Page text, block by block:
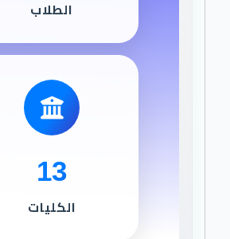
الطلاب
13
الكليات